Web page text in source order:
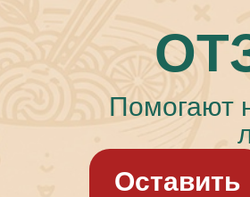
Помогают
Оставить